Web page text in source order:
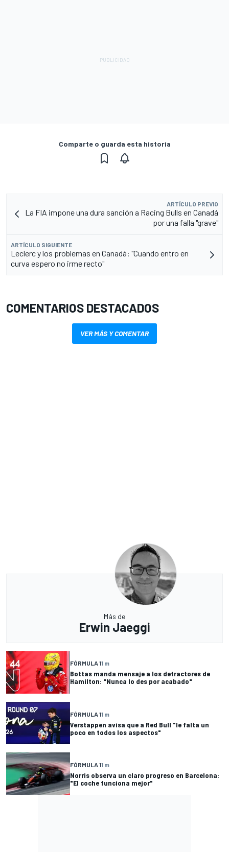
Comparte o guarda esta historia
ARTÍCULO PREVIO
La FIA impone una dura sanción a Racing Bulls en Canadá
por una falla "grave"
ARTÍCULO SIGUIENTE
Leclerc y los problemas en Canadá: "Cuando entro en
curva espero no irme recto"
COMENTARIOS DESTACADOS
VER MÁS Y COMENTAR
Más de
Erwin Jaeggi
FÓRMULA 11 m
Bottas manda mensaje a los detractores de
Hamilton: "Nunca lo des por acabado"
FÓRMULA 11 m
Verstappen avisa que a Red Bull "le falta un
poco en todos los aspectos"
FÓRMULA 11 m
Norris observa un claro progreso en Barcelona:
"El coche funciona mejor"